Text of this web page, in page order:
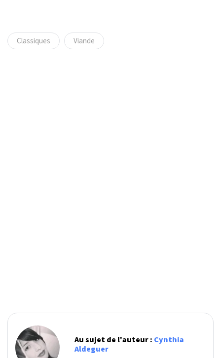
Classiques Viande
Au sujet de l'auteur : Cynthia
Aldeguer